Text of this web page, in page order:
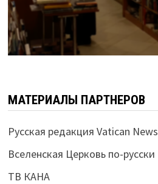
МАТЕРИАЛЫ ПАРТНЕРОВ
Русская редакция Vatican News
Вселенская Церковь по-русски
ТВ КАНА